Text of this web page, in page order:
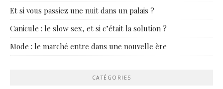
Et si vous passiez une nuit dans un palais ?
Canicule : le slow sex, et si c’était la solution ?
Mode : le marché entre dans une nouvelle ère
CATÉGORIES